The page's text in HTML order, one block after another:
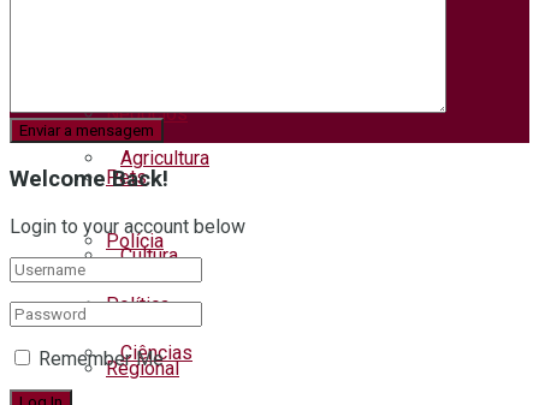
Agricultura
Cultura
Ciências
Negócios
Pets
Polícia
Política
Regional
Welcome Back!
Login to your account below
Remember Me